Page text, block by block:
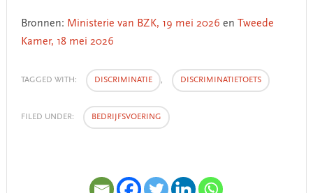
Bronnen: Ministerie van BZK, 19 mei 2026 en Tweede
Kamer, 18 mei 2026
TAGGED WITH: DISCRIMINATIE , DISCRIMINATIETOETS
FILED UNDER: BEDRIJFSVOERING